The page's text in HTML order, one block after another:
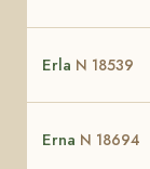
Erla N 18539
Erna N 18694